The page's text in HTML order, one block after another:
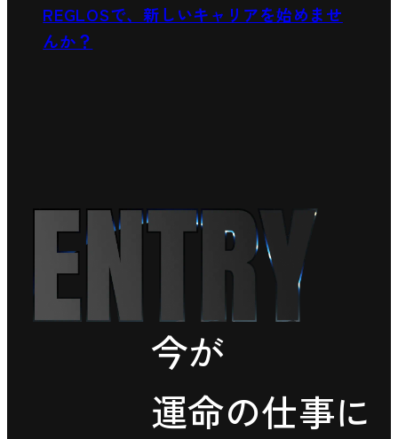
REGLOSで、新しいキャリアを始めませ
んか？
今が
運命の仕事に